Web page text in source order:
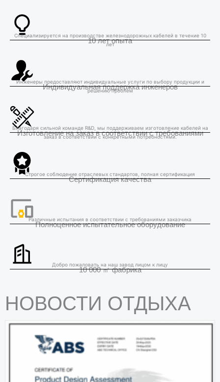
10 лет опыта
Специализируется на производстве железнодорожных кабелей в течение 10
лет
Индивидуальная поддержка инженеров
Инженеры предоставляют индивидуальные услуги по выбору продукции и
решению проблем
Изготовление на заказ в соответствии с требованиями
Благодаря сильной команде R&D, мы поддерживаем изготовление кабелей на
заказ в соответствии с конкретными потребностями.
Сертификация качества
Строгое соблюдение отраслевых стандартов, полная сертификация
Полноценное испытательное оборудование
Различные испытания в соответствии с требованиями заказчика
10 000 ㎡ фабрика
Добро пожаловать на наш завод лицом к лицу
НОВОСТИ ОТДЫХА